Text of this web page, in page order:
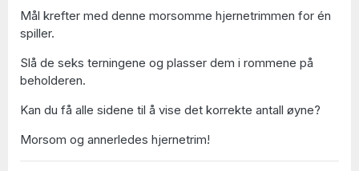
Mål krefter med denne morsomme hjernetrimmen for én
spiller.
Slå de seks terningene og plasser dem i rommene på
beholderen.
Kan du få alle sidene til å vise det korrekte antall øyne?
Morsom og annerledes hjernetrim!